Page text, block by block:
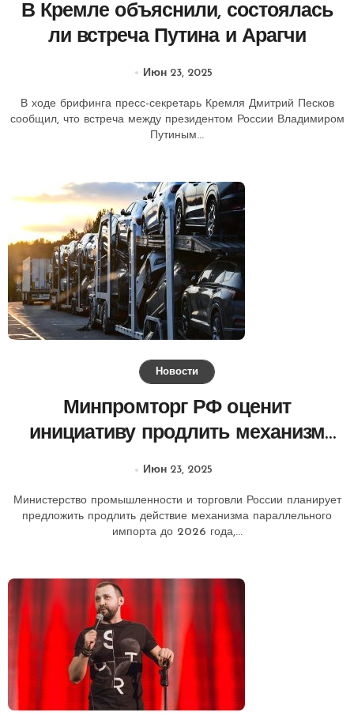
В Кремле объяснили, состоялась
ли встреча Путина и Арагчи
Июн 23, 2025
В ходе брифинга пресс-секретарь Кремля Дмитрий Песков
сообщил, что встреча между президентом России Владимиром
Путиным...
Новости
Минпромторг РФ оценит
инициативу продлить механизм
Июн 23, 2025
Министерство промышленности и торговли России планирует
предложить продлить действие механизма параллельного
импорта до 2026 года,...